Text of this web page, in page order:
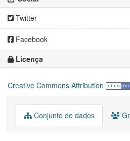
Twitter
Facebook
Licença
Creative Commons Attribution
Conjunto de dados